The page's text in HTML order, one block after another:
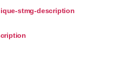
stmg-description